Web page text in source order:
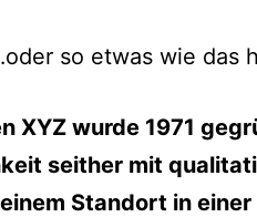
so etwas wie das
XYZ wurde 1971
seither mit
Standort in